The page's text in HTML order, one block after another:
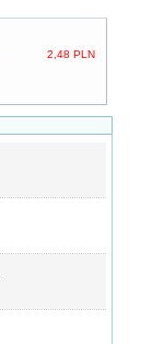
2,48 PLN